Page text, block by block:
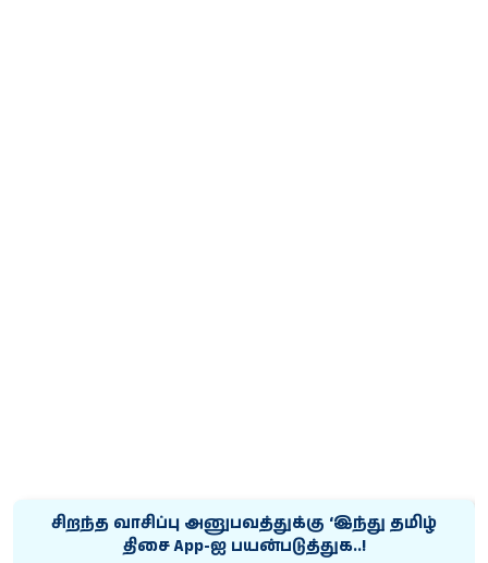
சிறந்த வாசிப்பு அனுபவத்துக்கு ‘இந்து தமிழ்
திசை App-ஐ பயன்படுத்துக..!